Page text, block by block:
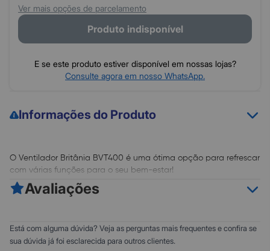
Ver mais opções de parcelamento
Produto indisponível
E se este produto estiver disponível em nossas lojas?
Consulte agora em nosso WhatsApp.
Informações do Produto
O Ventilador Britânia BVT400 é uma ótima opção para refrescar
com várias funções para o seu bem-estar!
São 3 velocidades que se adequam a sua necessidade, escolha
entre as opções suave, moderado e intenso.
maior vazão de ar e capacidade de ventilação.
Já a flexibilidade do ventilador Britânia BVT400 proporciona 3
Avaliações
5
4
Está com alguma dúvida? Veja as perguntas mais frequentes e confira se
sua dúvida já foi esclarecida para outros clientes.